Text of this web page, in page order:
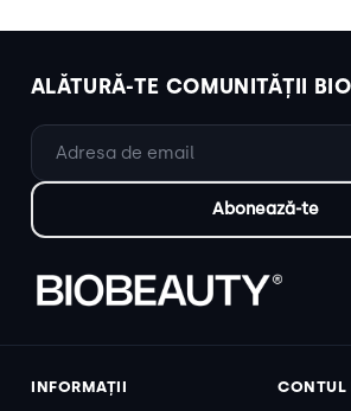
ALĂTURĂ-TE COMUNITĂȚII
INFORMAȚII
CONTUL